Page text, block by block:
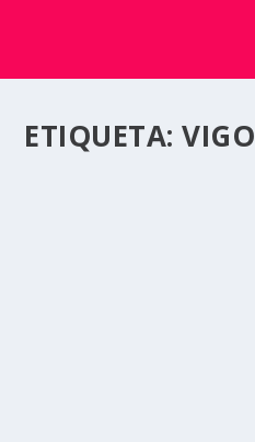
ETIQUETA:VIGO